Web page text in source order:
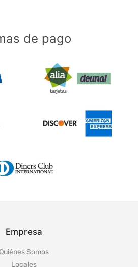
de pago
Empresa
Quiénes Somos
Locales